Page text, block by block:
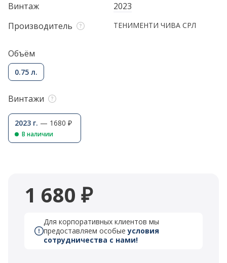
Винтаж
2023
Производитель
ТЕНИМЕНТИ ЧИВА CРЛ
Объём
0.75 л.
Винтажи
2023 г. — 1680 ₽
В наличии
1 680 ₽
Для корпоративных клиентов мы
предоставляем особыеусловия
сотрудничества с нами!